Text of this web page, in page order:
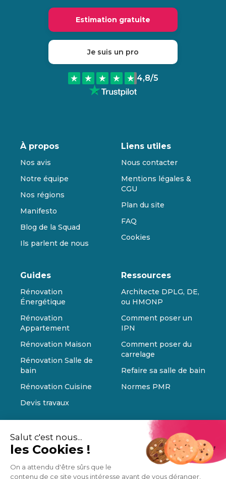
Salut c'est nous...
les Cookies !
On a attendu d'être sûrs que le
contenu de ce site vous intéresse avant de vous déranger,
Estimation gratuite
Je suis un pro
4,8/5
À propos
Nos avis
Notre équipe
Nos régions
Manifesto
Blog de la Squad
Ils parlent de nous
Liens utiles
Nous contacter
Mentions légales &
CGU
Plan du site
FAQ
Cookies
Guides
Rénovation
Énergétique
Rénovation
Appartement
Rénovation Maison
Rénovation Salle de
bain
Rénovation Cuisine
Devis travaux
Ressources
Architecte DPLG, DE,
ou HMONP
Comment poser un
IPN
Comment poser du
carrelage
Refaire sa salle de bain
Normes PMR